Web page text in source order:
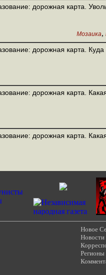
дорожная карта.
Мозаика,
дорожная карта.
дорожная карта.
дорожная карта.
Новое
Новости
Регионы